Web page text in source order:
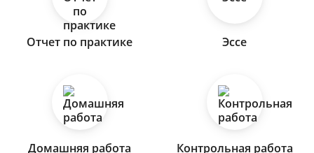
Отчет по практике Эссе
Домашняя работа Контрольная работа